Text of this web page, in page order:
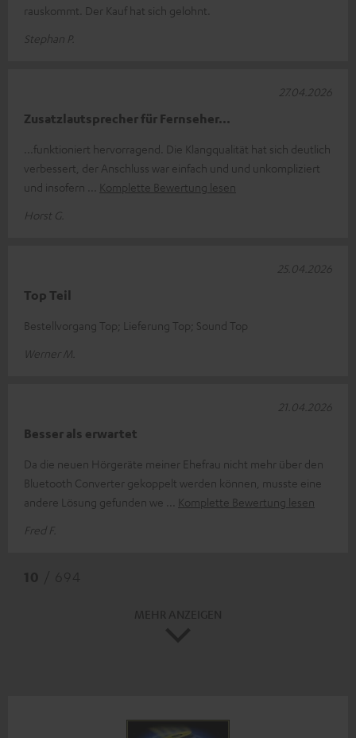
rauskommt. Der Kauf hat sich gelohnt.
Stephan P.
Zusatzlautsprecher für Fernseher...
...funktioniert hervorragend. Die Klangqualität hat sich deutlich
verbessert, der Anschluss war einfach und und unkompliziert
und insofern
Komplette Bewertung lesen
Horst G.
27.04.2026
Top Teil
Bestellvorgang Top; Lieferung Top; Sound Top
Werner M.
25.04.2026
Besser als erwartet
Da die neuen Hörgeräte meiner Ehefrau nicht mehr über den
Bluetooth Converter gekoppelt werden können, musste eine
andere Lösung gefunden we
Komplette Bewertung lesen
Fred F.
21.04.2026